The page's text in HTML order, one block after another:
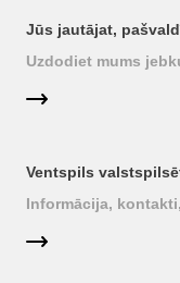
Jūs jautājat,
Uzdodiet mums
Ventspils
Informācija,